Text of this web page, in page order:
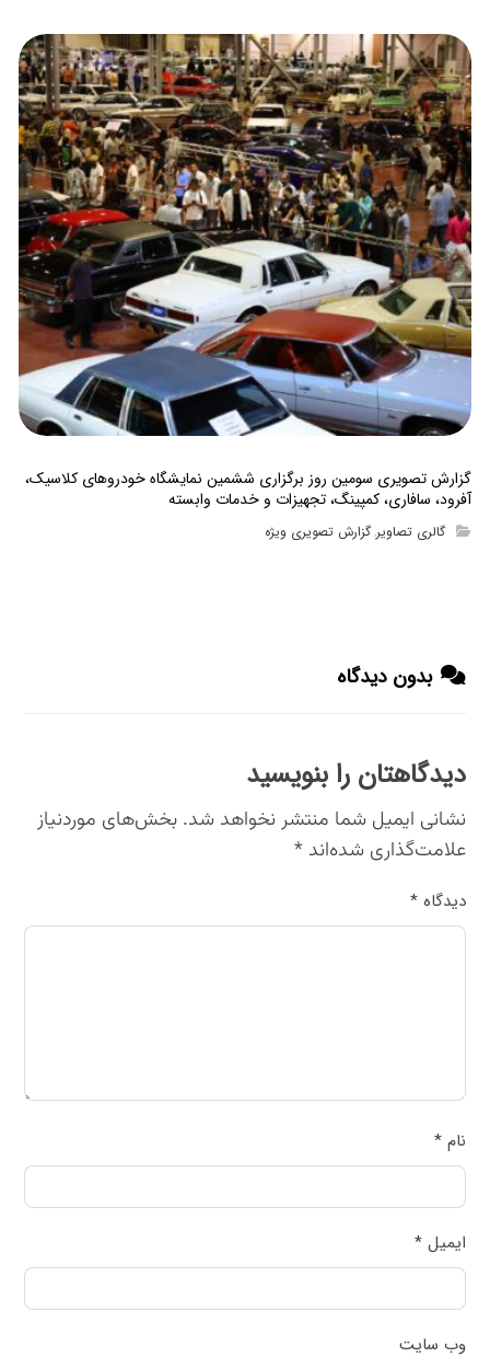
گزارش تصویری سومین روز برگزاری ششمین نمایشگاه خودروهای کلاسیک،
آفرود، سافاری، کمپینگ، تجهیزات و خدمات وابسته
گالری تصاویر,گزارش تصویری ویژه
بدون دیدگاه
دیدگاهتان را بنویسید
نشانی ایمیل شما منتشر نخواهد شد. بخش‌های موردنیاز
علامت‌گذاری شده‌اند*
دیدگاه*
نام*
ایمیل*
وب‌ سایت